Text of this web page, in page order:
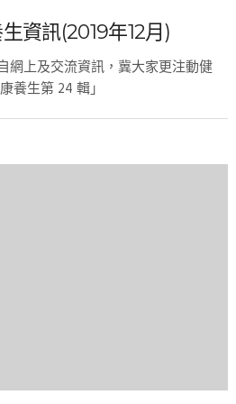
資訊(2019年12月)
網上及交流資訊，冀大家更注動健
養生第 24 輯」